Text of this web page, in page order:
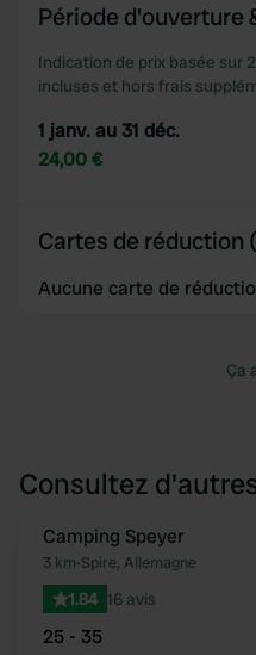
Période d'ouverture
Indication de prix basée sur
incluses et hors frais
1 janv. au 31 déc.
24,00 €
Cartes de réduction
Aucune carte de
Ça
Consultez
Camping Speyer
3 km•Spire, Allemagne
1.84 16 avis
25 - 35